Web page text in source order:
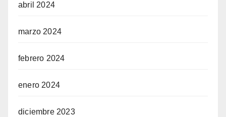
abril 2024
marzo 2024
febrero 2024
enero 2024
diciembre 2023